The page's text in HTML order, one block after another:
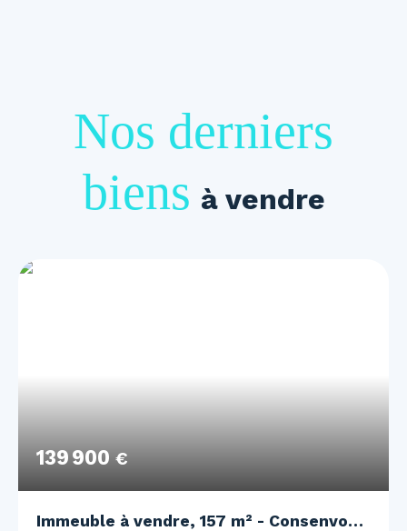
Nos derniers
biens à vendre
139 900 €
Immeuble à vendre, 157 m² - Consenvoye